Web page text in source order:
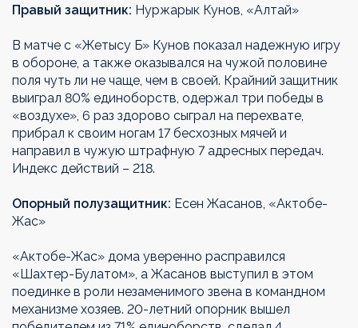
Правый защитник: Нуржарык Кунов, «Алтай»
В матче с «Жетысу Б» Кунов показал надежную игру
в обороне, а также оказывался на чужой половине
поля чуть ли не чаще, чем в своей. Крайний защитник
выиграл 80% единоборств, одержал три победы в
«воздухе», 6 раз здорово сыграл на перехвате,
прибрал к своим ногам 17 бесхозных мячей и
направил в чужую штрафную 7 адресных передач.
Индекс действий – 218.
Опорный полузащитник: Есен Жасанов, «Актобе-
Жас»
«Актобе-Жас» дома уверенно расправился
«Шахтер-Булатом», а Жасанов выступил в этом
поединке в роли незаменимого звена в командном
механизме хозяев. 20-летний опорник вышел